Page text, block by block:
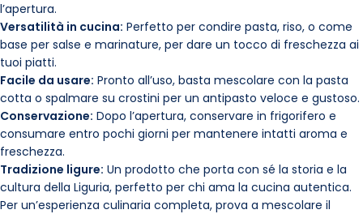
l’apertura.
Versatilità in cucina: Perfetto per condire pasta, riso, o come
base per salse e marinature, per dare un tocco di freschezza ai
tuoi piatti.
Facile da usare: Pronto all’uso, basta mescolare con la pasta
cotta o spalmare su crostini per un antipasto veloce e gustoso.
Conservazione: Dopo l’apertura, conservare in frigorifero e
consumare entro pochi giorni per mantenere intatti aroma e
freschezza.
Tradizione ligure: Un prodotto che porta con sé la storia e la
cultura della Liguria, perfetto per chi ama la cucina autentica.
Per un’esperienza culinaria completa, prova a mescolare il